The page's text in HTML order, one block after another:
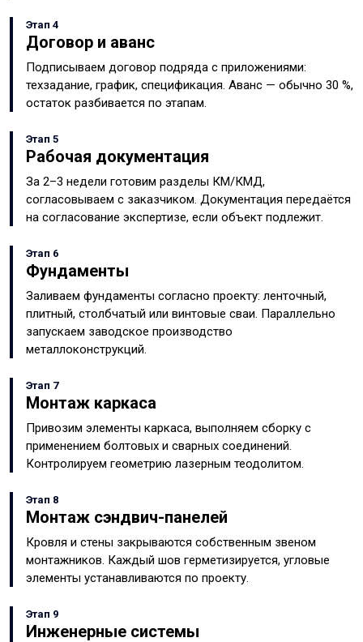
Этап 4
Договор и аванс
Подписываем договор подряда с приложениями:
техзадание, график, спецификация. Аванс — обычно 30 %,
остаток разбивается по этапам.
Этап 5
Рабочая документация
За 2–3 недели готовим разделы КМ/КМД,
согласовываем с заказчиком. Документация передаётся
на согласование экспертизе, если объект подлежит.
Этап 6
Фундаменты
Заливаем фундаменты согласно проекту: ленточный,
плитный, столбчатый или винтовые сваи. Параллельно
запускаем заводское производство
металлоконструкций.
Этап 7
Монтаж каркаса
Привозим элементы каркаса, выполняем сборку с
применением болтовых и сварных соединений.
Контролируем геометрию лазерным теодолитом.
Этап 8
Монтаж сэндвич-панелей
Кровля и стены закрываются собственным звеном
монтажников. Каждый шов герметизируется, угловые
элементы устанавливаются по проекту.
Этап 9
Инженерные системы